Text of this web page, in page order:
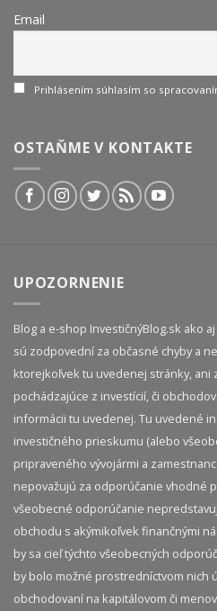
Email
Prihlásením súhlasím so
OSTAŇME V KONTAKTE
UPOZORNENIE
Blog a e-shop InvestičnýBlog.sk ako
sú zodpovední za občasné chyby a
ktorejkoľvek tu uvedenej stránky, ani
pochádzajúce z investícií, či
informácii tu uvedenej. Tu uvedené
investičného prieskumu (alebo
pripraveného vývojármi a
nepovažujú za odporúčanie vhodné
všeobecné odporúčanie
obchodu s akýmikoľvek finančnými
by sa cieľ týchto všeobecných
by bolo možné prostredníctvom nich
obchodovaní na kapitálovom či